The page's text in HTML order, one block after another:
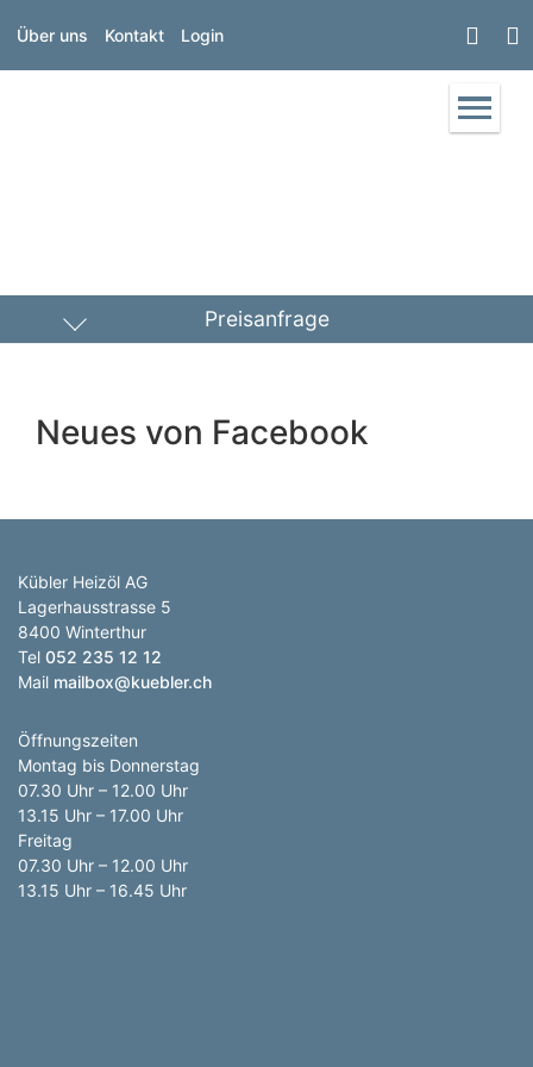
Über uns Kontakt Login
Preisanfrage
PLZ Lieferort
Lieferzeitraum
Preis berechnen
Neues von Facebook
Kübler Heizöl AG
Lagerhausstrasse 5
8400 Winterthur
Tel 052 235 12 12
Mail mailbox@kuebler.ch
Öffnungszeiten
Montag bis Donnerstag
07.30 Uhr – 12.00 Uhr
13.15 Uhr – 17.00 Uhr
Freitag
07.30 Uhr – 12.00 Uhr
13.15 Uhr – 16.45 Uhr